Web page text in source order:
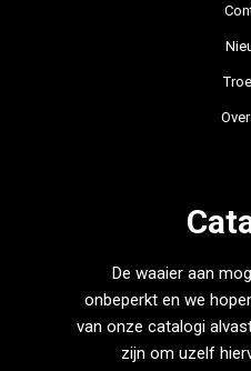
De waaier aan
onbeperkt en we
van onze catalogi
zijn om uzelf